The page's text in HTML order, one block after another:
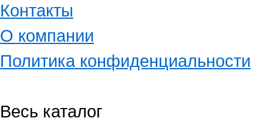
Контакты
О компании
Политика конфиденциальности
Весь каталог